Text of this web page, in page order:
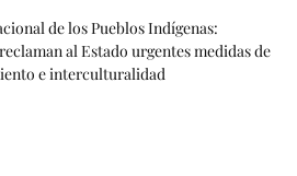
de los Pueblos Indígenas:
al Estado urgentes medidas de
e interculturalidad